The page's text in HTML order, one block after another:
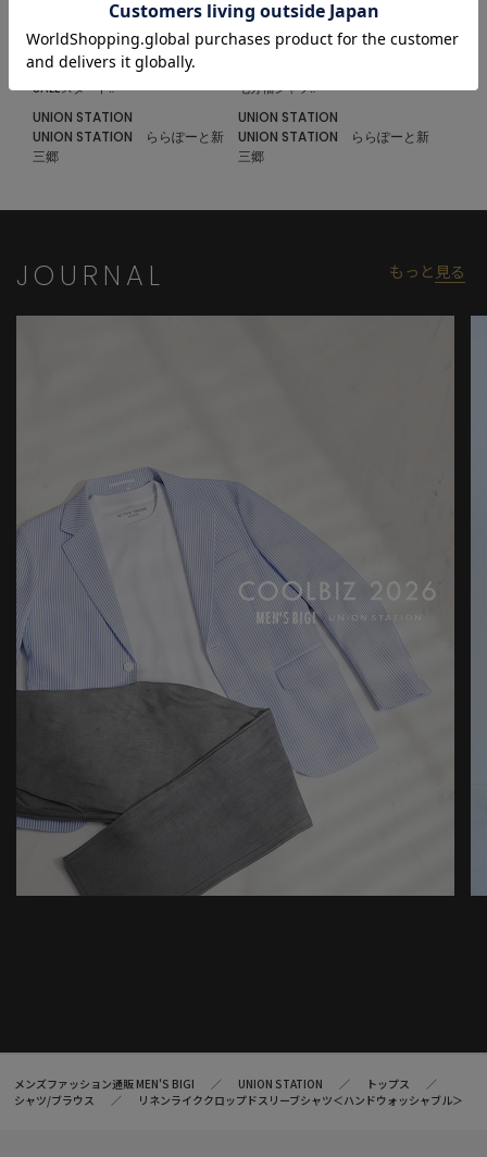
2026.06.29
SALEスタート‼︎
UNION STATION
UNION STATION ららぽーと新
三郷
七分袖シャツ‼︎
UNION STATION
UNION STATION ららぽーと新
三郷
JOURNAL もっと 見る
メンズファッション通販 MEN'S BIGI UNION STATION
トップス
シャツ/ブラウス
リネンライククロップドスリーブシャツ＜ハンドウォッシャブル＞